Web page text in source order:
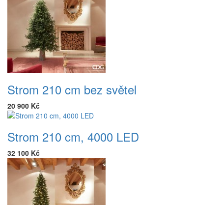
Strom 210 cm bez světel
20 900 Kč
Strom 210 cm, 4000 LED
32 100 Kč